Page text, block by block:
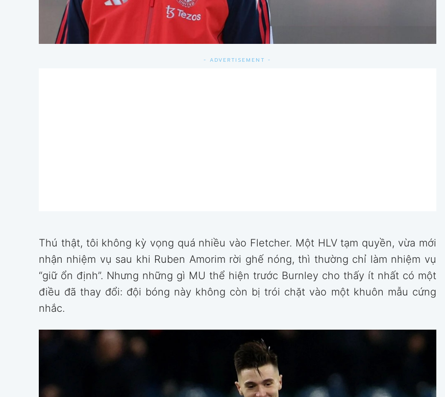
- ADVERTISEMENT -
Thú thật, tôi không kỳ vọng quá nhiều vào Fletcher. Một HLV tạm quyền, vừa mới
nhận nhiệm vụ sau khi Ruben Amorim rời ghế nóng, thì thường chỉ làm nhiệm vụ
“giữ ổn định”. Nhưng những gì MU thể hiện trước Burnley cho thấy ít nhất có một
điều đã thay đổi: đội bóng này không còn bị trói chặt vào một khuôn mẫu cứng
nhắc.